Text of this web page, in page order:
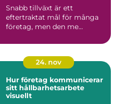
Snabb tillväxt är ett
eftertraktat mål för många
företag, men den me...
24. nov
Hur företag kommunicerar
sitt hållbarhetsarbete
visuellt